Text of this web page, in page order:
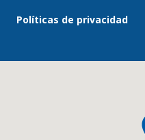
Políticas de privacidad